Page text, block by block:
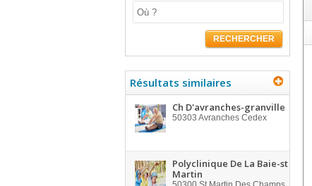
RECHERCHER
Résultats similaires
Ch D'avranches-granville
50303 Avranches Cedex
Polyclinique De La Baie-st
Martin